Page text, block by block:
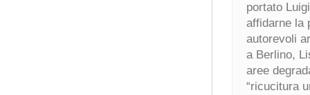
portato
affidarne la
autorevoli
a Berlino,
aree
“ricucitura